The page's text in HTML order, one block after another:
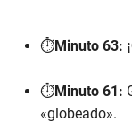
⏱️Minuto 63:
⏱️Minuto 61:
«globeado».